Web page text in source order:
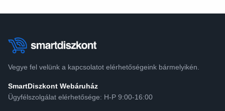
Vegye fel velünk a kapcsolatot elérhetőségeink bármelyikén.
SmartDiszkont Webáruház
Ügyfélszolgálat elérhetősége: H-P 9:00-16:00